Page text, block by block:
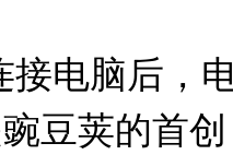
电脑后，
豆荚的首